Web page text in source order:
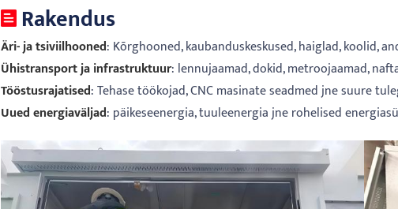
Rakendus
Äri- ja tsiviilhooned: Kõrghooned, kaubanduskeskused, haiglad, koolid,
Ühistransport ja infrastruktuur: lennujaamad, dokid, metroojaamad,
Tööstusrajatised: Tehase töökojad, CNC masinate seadmed jne suure
Uued energiaväljad: päikeseenergia, tuuleenergia jne rohelised